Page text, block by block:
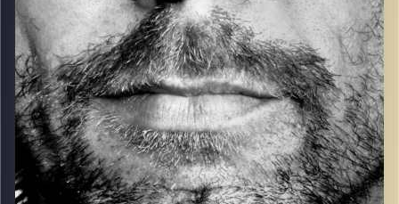
קרדיט תמונות: David Goehring